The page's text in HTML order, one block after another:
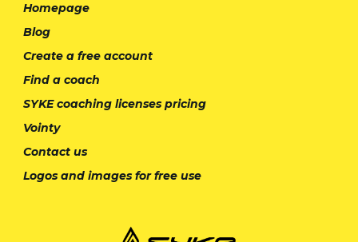
Homepage
Blog
Create a free account
Find a coach
SYKE coaching licenses pricing
Vointy
Contact us
Logos and images for free use